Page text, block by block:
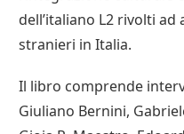
dell’italiano L2 rivolti
stranieri in Italia.
Il libro comprende
Giuliano Bernini,